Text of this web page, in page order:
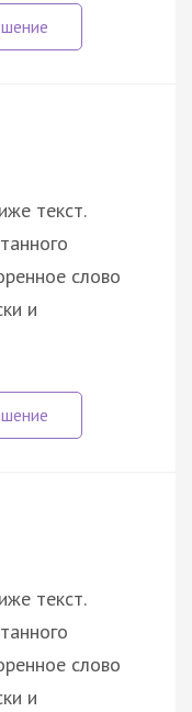
текст.
слово
и
текст.
слово
и